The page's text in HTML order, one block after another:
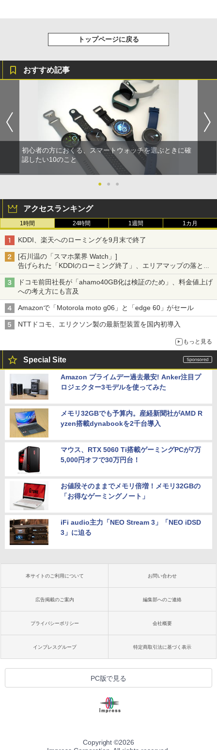
トップページに戻る
おすすめ記事
初心者の方におくる、スマートウォッチを選ぶときに確
認したい10のこと
● ● ●
アクセスランキング
1時間 24時間 1週間 1カ月
KDDI、楽天へのローミングを9月末で終了
[石川温の「スマホ業界 Watch」]
告げられた「KDDIのローミング終了」、エリアマップの落とし
穴と楽天モバイルの課題
ドコモ前田社長が「ahamo40GB化は検証のため」、料金値上げ
への考え方にも言及
Amazonで「Motorola moto g06」と「edge 60」がセール
NTTドコモ、エリクソン製の最新型装置を国内初導入
もっと見る
Special Site
Amazon プライムデー過去最安! Anker注目プ
ロジェクター3モデルを使ってみた
メモリ32GBでも予算内。産経新聞社がAMD R
yzen搭載dynabookを2千台導入
マウス、RTX 5060 Ti搭載ゲーミングPCが7万
5,000円オフで30万円台！
お値段そのままでメモリ倍増！メモリ32GBの
「お得なゲーミングノート」
iFi audio主力「NEO Stream 3」「NEO iDSD
3」に迫る
本サイトのご利用について お問い合わせ
広告掲載のご案内 編集部へのご連絡
プライバシーポリシー 会社概要
インプレスグループ 特定商取引法に基づく表示
PC版で見る
Copyright ©2026